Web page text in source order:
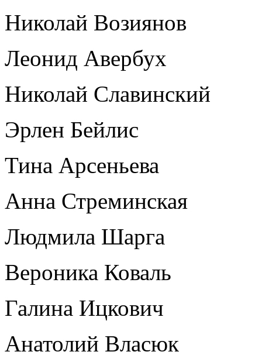
Николай Возиянов
Леонид Авербух
Николай Славинский
Эрлен Бейлис
Тина Арсеньева
Анна Стреминская
Людмила Шарга
Вероника Коваль
Галина Ицкович
Анатолий Власюк